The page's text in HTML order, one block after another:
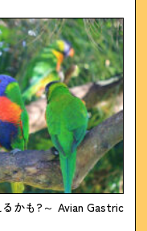
かも?～ Avian Gastric